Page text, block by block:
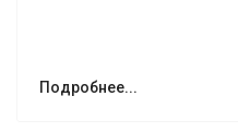
Подробнее...